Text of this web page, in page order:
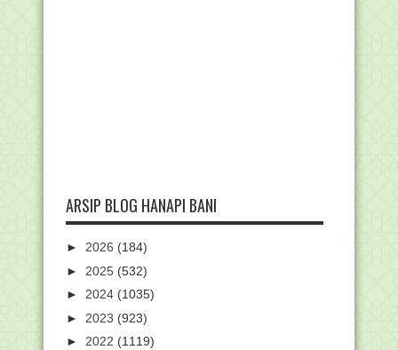
ARSIP BLOG HANAPI BANI
► 2026 (184)
► 2025 (532)
► 2024 (1035)
► 2023 (923)
► 2022 (1119)